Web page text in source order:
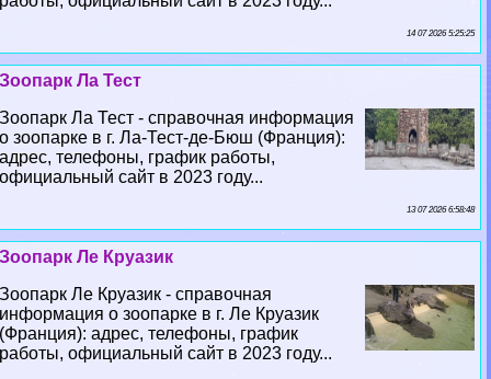
14 07 2026 5:25:25
Зоопарк Ла Тест
Зоопарк Ла Тест - справочная информация
о зоопарке в г. Ла-Тест-де-Бюш (Франция):
адрес, телефоны, график работы,
официальный сайт в 2023 году...
13 07 2026 6:58:48
Зоопарк Ле Круазик
Зоопарк Ле Круазик - справочная
информация о зоопарке в г. Ле Круазик
(Франция): адрес, телефоны, график
работы, официальный сайт в 2023 году...